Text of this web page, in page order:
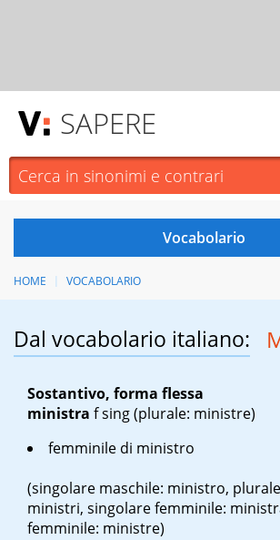
SAPERE
HOME VOCABOLARIO
Dal vocabolario italiano:
Sostantivo, forma flessa
ministra f sing(plurale: ministre)
femminile di ministro
(singolare maschile: ministro,
ministri, singolare femminile:
femminile: ministre)